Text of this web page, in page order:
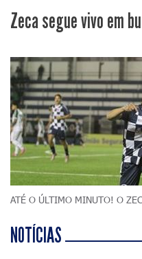
Zeca segue vivo em
ATÉ O ÚLTIMO MINUTO! O
NOTÍCIAS